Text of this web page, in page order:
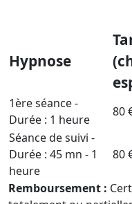
Hypnose
1ère séance -
Durée : 1 heure
80
Séance de suivi -
Durée : 45 mn - 1
heure
80
Remboursement :